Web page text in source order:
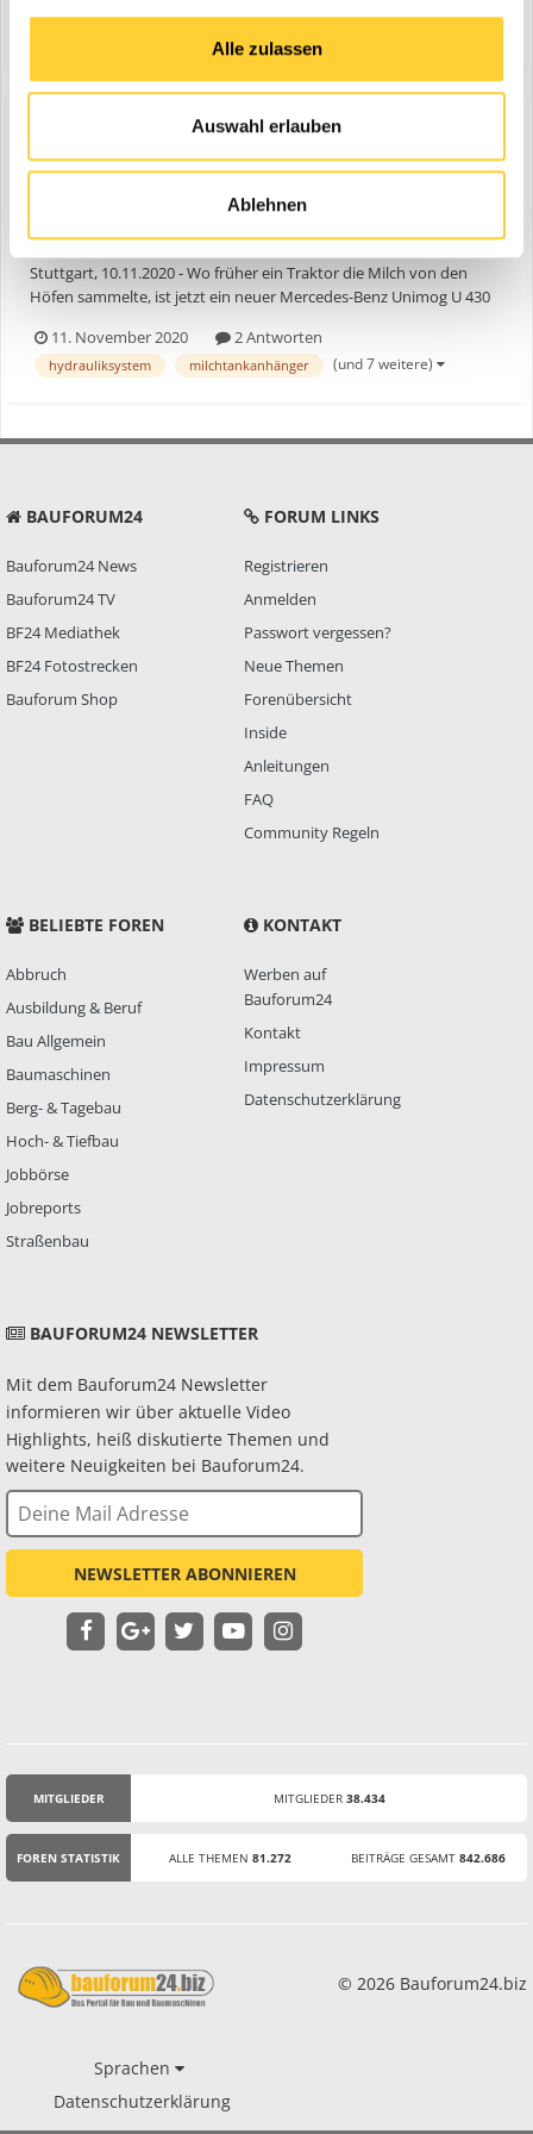
Alle zulassen
Auswahl erlauben
Ablehnen
Unimog liefert Milch
ein Thema erstellte Bauforum24 in
Baumaschinen Industrie
Stuttgart, 10.11.2020 - Wo früher ein Traktor die Milch von den
Höfen sammelte, ist jetzt ein neuer Mercedes-Benz Unimog U 430
Hochgeschwindigkeitstraktor handelte, so ist der Unimog doch
noch deutlich schneller – und sparsamer. „Der Unimog hat d...
11. November 2020 2 Antworten
hydrauliksystem milchtankanhänger (und 7 weitere)
BAUFORUM24
Bauforum24 News
Bauforum24 TV
BF24 Mediathek
BF24 Fotostrecken
Bauforum Shop
FORUM LINKS
Registrieren
Anmelden
Passwort vergessen?
Neue Themen
Forenübersicht
Inside
Anleitungen
FAQ
Community Regeln
BELIEBTE FOREN
Abbruch
Ausbildung & Beruf
Bau Allgemein
Baumaschinen
Berg- & Tagebau
Hoch- & Tiefbau
Jobbörse
Jobreports
Straßenbau
KONTAKT
Werben auf
Bauforum24
Kontakt
Impressum
Datenschutzerklärung
BAUFORUM24 NEWSLETTER
Mit dem Bauforum24 Newsletter
informieren wir über aktuelle Video
Highlights, heiß diskutierte Themen und
weitere Neuigkeiten bei Bauforum24.
NEWSLETTER ABONNIEREN
MITGLIEDER MITGLIEDER 38.434
FOREN STATISTIK ALLE THEMEN 81.272 BEITRÄGE GESAMT 842.686
© 2026 Bauforum24.biz
Sprachen
Datenschutzerklärung